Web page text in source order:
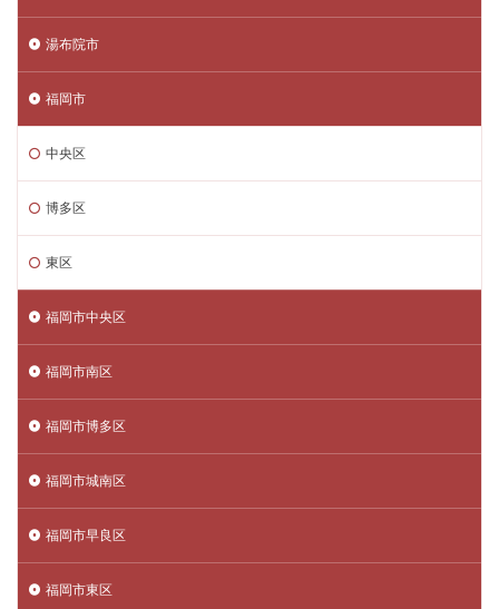
湯布院市
福岡市
中央区
博多区
東区
福岡市中央区
福岡市南区
福岡市博多区
福岡市城南区
福岡市早良区
福岡市東区